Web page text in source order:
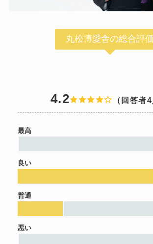
丸松博愛舎の総合評価
4.2 （回答者4
最高
良い
普通
悪い